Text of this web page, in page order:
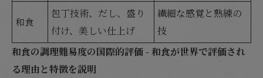
和食
包丁技術、だし、盛り
付け、美しい仕上げ
繊細な感覚と熟練の
技
和食の調理難易度の国際的評価 - 和食が世界で評価され
る理由と特徴を説明